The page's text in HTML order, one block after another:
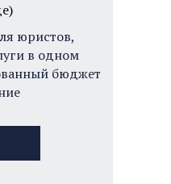
юристов,
в одном
бюджет